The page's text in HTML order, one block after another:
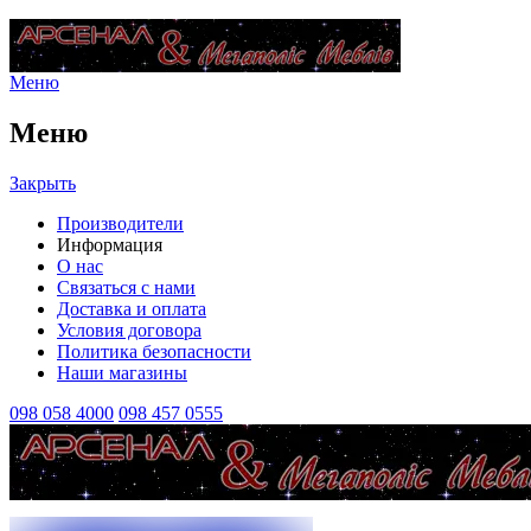
Меню
Меню
Закрыть
Производители
Информация
О нас
Связаться с нами
Доставка и оплата
Условия договора
Политика безопасности
Наши магазины
098 058 4000 098 457 0555